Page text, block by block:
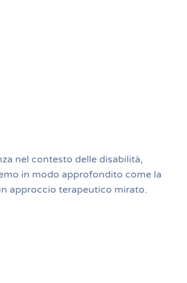
nel contesto delle disabilità,
in modo approfondito come la
approccio terapeutico mirato.